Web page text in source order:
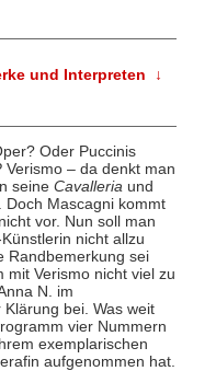
und Interpreten ↓
Oder Puccinis
Verismo – da denkt man
seine Cavalleriaund
Mascagni kommt
vor. Nun soll man
nicht allzu
Randbemerkung sei
mit Verismo nicht viel zu
N. im
bei. Was weit
vier Nummern
exemplarischen
aufgenommen hat.